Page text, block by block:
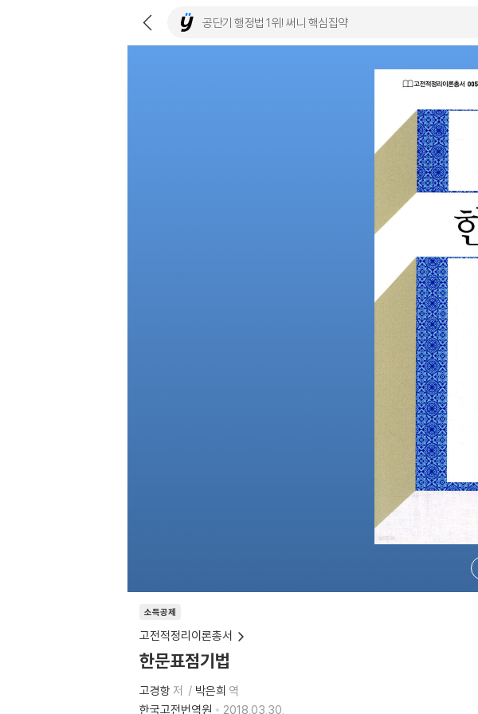
소득공제
고전적정리이론총서
한문표점기법
고경항 저 박은희 역
한국고전번역원
2018.03.30.